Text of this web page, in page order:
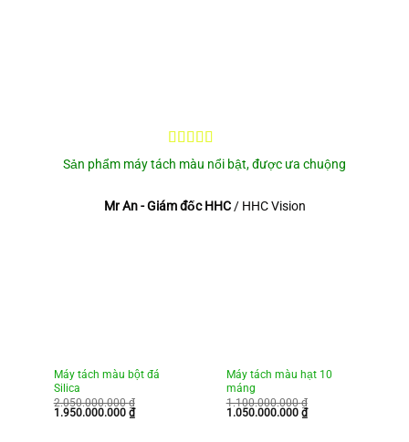
Sản phẩm máy tách màu nổi bật, được ưa chuộng
Mr An - Giám đốc HHC / HHC Vision
Máy tách màu bột đá
Silica
2.050.000.000₫
Giá
1.950.000.000 ₫Giá
hiện
Máy tách màu hạt 10
máng
1.100.000.000₫
Giá
1.050.000.000 ₫Giá
hiện